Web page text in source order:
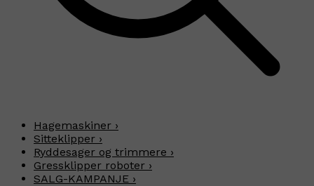
Hagemaskiner ›
Sitteklipper ›
Ryddesager og trimmere ›
Gressklipper roboter ›
SALG-KAMPANJE ›